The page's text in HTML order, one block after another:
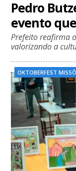
Pedro
evento
Prefeito reafirma
valorizando a
OKTOBERFEST